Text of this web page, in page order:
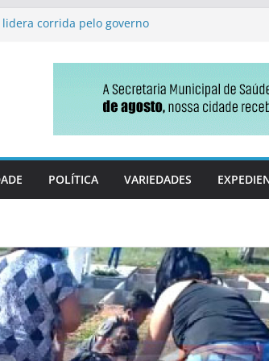
lidera corrida pelo governo
só vez
conquista na
básica
bingo e comidas típicas
POLÍTICA VARIEDADES